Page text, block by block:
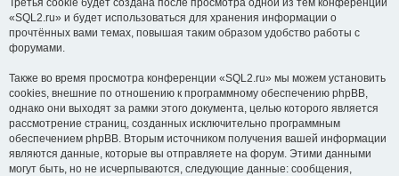
Третья cookie будет создана после просмотра одной из тем конференции
«SQL2.ru» и будет использоваться для хранения информации о
прочтённых вами темах, повышая таким образом удобство работы с
форумами.
Также во время просмотра конференции «SQL2.ru» мы можем установить
cookies, внешние по отношению к программному обеспечению phpBB,
однако они выходят за рамки этого документа, целью которого является
рассмотрение страниц, созданных исключительно программным
обеспечением phpBB. Вторым источником получения вашей информации
являются данные, которые вы отправляете на форум. Этими данными
могут быть, но не исчерпываются, следующие данные: сообщения,